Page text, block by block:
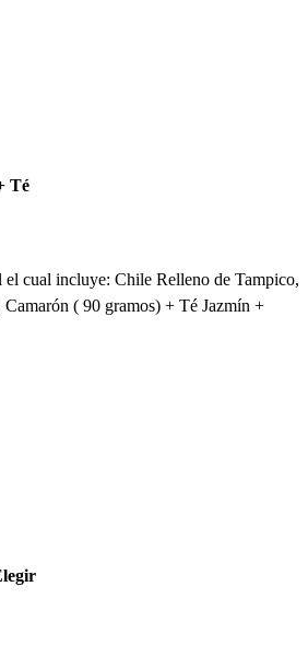
Té
el cual incluye: Chile Relleno de Tampico,
Camarón ( 90 gramos) + Té Jazmín +